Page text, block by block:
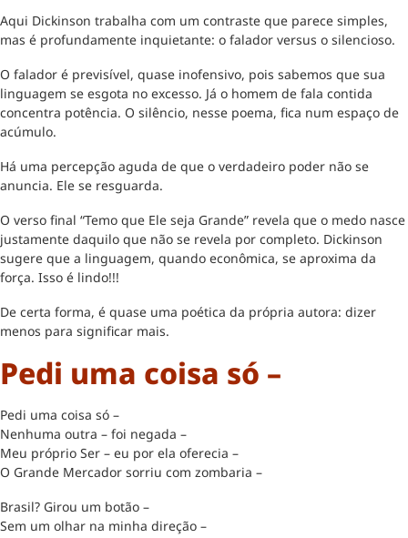
Aqui Dickinson trabalha com um contraste que parece simples,
mas é profundamente inquietante: o falador versus o silencioso.
O falador é previsível, quase inofensivo, pois sabemos que sua
linguagem se esgota no excesso. Já o homem de fala contida
concentra potência. O silêncio, nesse poema, fica num espaço de
acúmulo.
Há uma percepção aguda de que o verdadeiro poder não se
anuncia. Ele se resguarda.
O verso final “Temo que Ele seja Grande” revela que o medo nasce
justamente daquilo que não se revela por completo. Dickinson
sugere que a linguagem, quando econômica, se aproxima da
força. Isso é lindo!!!
De certa forma, é quase uma poética da própria autora: dizer
menos para significar mais.
Pedi uma coisa só –
Pedi uma coisa só –
Nenhuma outra – foi negada –
Meu próprio Ser – eu por ela oferecia –
O Grande Mercador sorriu com zombaria –
Brasil? Girou um botão –
Sem um olhar na minha direção –